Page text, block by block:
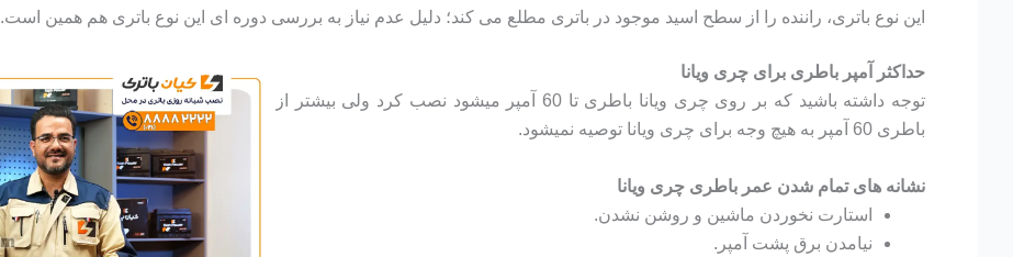
این نوع باتری، راننده را از سطح اسید موجود در باتری مطلع می کند؛ دلیل عدم نیاز به بررسی دوره ای این نوع باتری هم همین است.
حداکثر آمپر باطری برای چری ویانا
توجه داشته باشید که بر روی چری ویانا باطری تا 60 آمپر میشود نصب کرد ولی بیشتر از
باطری 60 آمپر به هیچ وجه برای چری ویانا توصیه نمیشود.
نشانه های تمام شدن عمر باطری چری ویانا
استارت نخوردن ماشین و روشن نشدن.
نیامدن برق پشت آمپر.